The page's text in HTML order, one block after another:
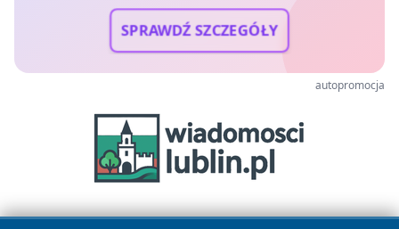
SPRAWDŹ SZCZEGÓŁY
autopromocja